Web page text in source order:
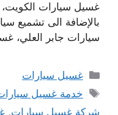
غسيل سيارات الكويت،
بالإضافة الى تشميع
سيارات جابر العلي،
التصنيفات
غسيل سيارات
الوسوم
خدمة غسيل
شركة غسيل سيارات,